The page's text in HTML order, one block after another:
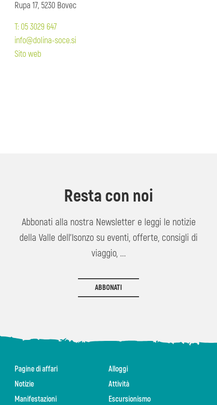
Rupa 17, 5230 Bovec
T: 05 3029 647
info@dolina-soce.si
Sito web
Resta con noi
Abbonati alla nostra Newsletter e leggi le notizie
della Valle dell'Isonzo su eventi, offerte, consigli di
viaggio, ...
ABBONATI
Pagine di affari
Notizie
Manifestazioni
Alloggi
Attività
Escursionismo